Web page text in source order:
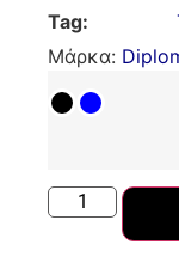
Tag:
Μάρκα: